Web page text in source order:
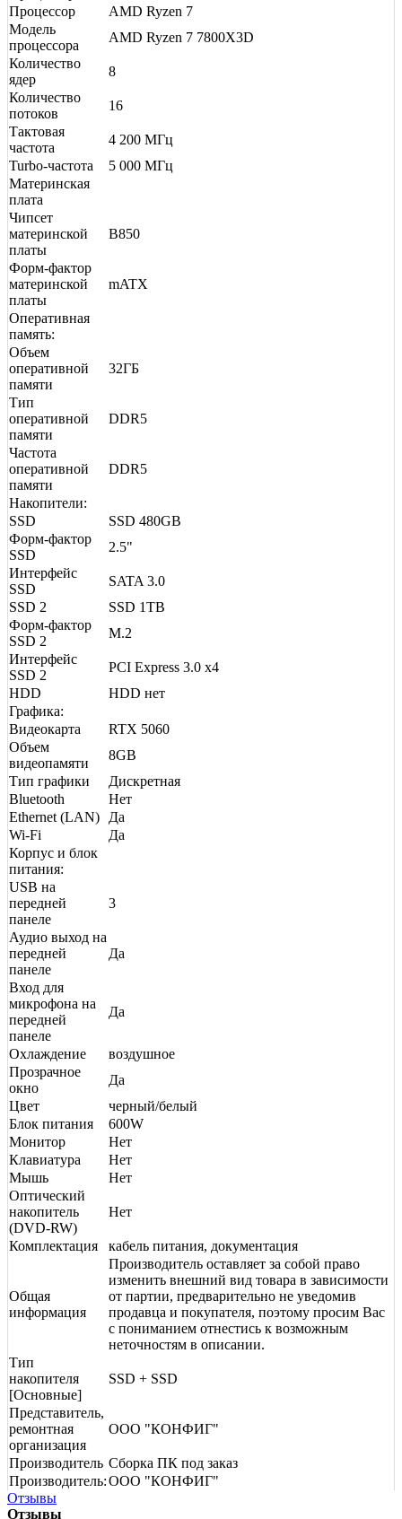
Процессор
AMD Ryzen 7
Модель
процессора
AMD Ryzen 7 7800X3D
Количество
ядер
8
Количество
потоков
16
Тактовая
частота
4 200 МГц
Turbo-частота
5 000 МГц
Материнская
плата
Чипсет
материнской
платы
B850
Форм-фактор
материнской
платы
mATX
Оперативная
память:
Объем
оперативной
памяти
32ГБ
Тип
оперативной
памяти
DDR5
Частота
оперативной
памяти
DDR5
Накопители:
SSD
SSD 480GB
Форм-фактор
SSD
2.5"
Интерфейс
SSD
SATA 3.0
SSD 2
SSD 1TB
Форм-фактор
SSD 2
M.2
Интерфейс
SSD 2
PCI Express 3.0 x4
HDD
HDD нет
Графика:
Видеокарта
RTX 5060
Объем
видеопамяти
8GB
Тип графики
Дискретная
Bluetooth
Нет
Ethernet (LAN)
Да
Wi-Fi
Да
Корпус и блок
питания:
USB на
передней
панеле
3
Аудио выход на
передней
панеле
Да
Вход для
микрофона на
передней
панеле
Да
Охлаждение
воздушное
Прозрачное
окно
Да
Цвет
черный/белый
Блок питания
600W
Монитор
Нет
Клавиатура
Нет
Мышь
Нет
Оптический
накопитель
(DVD-RW)
Нет
Комплектация кабель питания, документация
Общая
информация
Производитель оставляет за собой право
изменить внешний вид товара в зависимости
от партии, предварительно не уведомив
продавца и покупателя, поэтому просим Вас
с пониманием отнестись к возможным
неточностям в описании.
Тип
накопителя
[Основные]
SSD + SSD
Представитель,
ремонтная
организация
ООО "КОНФИГ"
Производитель Сборка ПК под заказ
Производитель:ООО "КОНФИГ"
Отзывы
Отзывы